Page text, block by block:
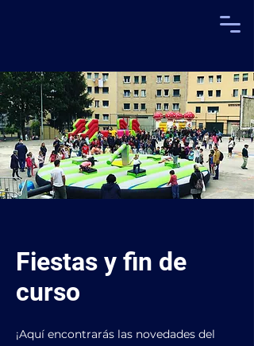
Fiestas y fin de
curso
¡Aquí encontrarás las novedades del